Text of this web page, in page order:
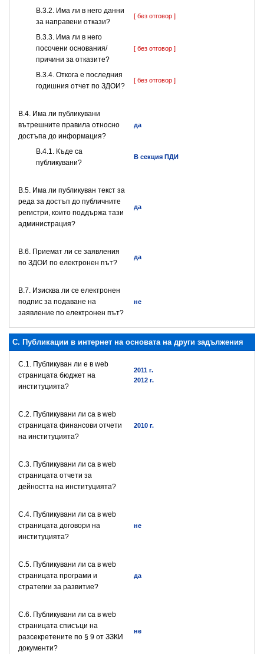
В.3.2. Има ли в него данни
за направени откази?
[ без отговор ]
В.3.3. Има ли в него
посочени основания/
причини за отказите?
[ без отговор ]
В.3.4. Откога е последния
годишния отчет по ЗДОИ?
[ без отговор ]
В.4. Има ли публикувани
вътрешните правила относно
достъпа до информация?
да
В.4.1. Къде са
публикувани?
В секция ПДИ
В.5. Има ли публикуван текст за
реда за достъп до публичните
регистри, които поддържа тази
администрация?
да
В.6. Приемат ли се заявления
по ЗДОИ по електронен път?
да
В.7. Изисква ли се електронен
подпис за подаване на
заявление по електронен път?
не
C. Публикации в интернет на основата на други задължения
C.1. Публикуван ли е в web
страницата бюджет на
институцията?
2011 г.
2012 г.
C.2. Публикувани ли са в web
страницата финансови отчети
на институцията?
2010 г.
C.3. Публикувани ли са в web
страницата отчети за
дейността на институцията?
C.4. Публикувани ли са в web
страницата договори на
институцията?
не
C.5. Публикувани ли са в web
страницата програми и
стратегии за развитие?
да
C.6. Публикувани ли са в web
страницата списъци на
разсекретените по § 9 от ЗЗКИ
документи?
не